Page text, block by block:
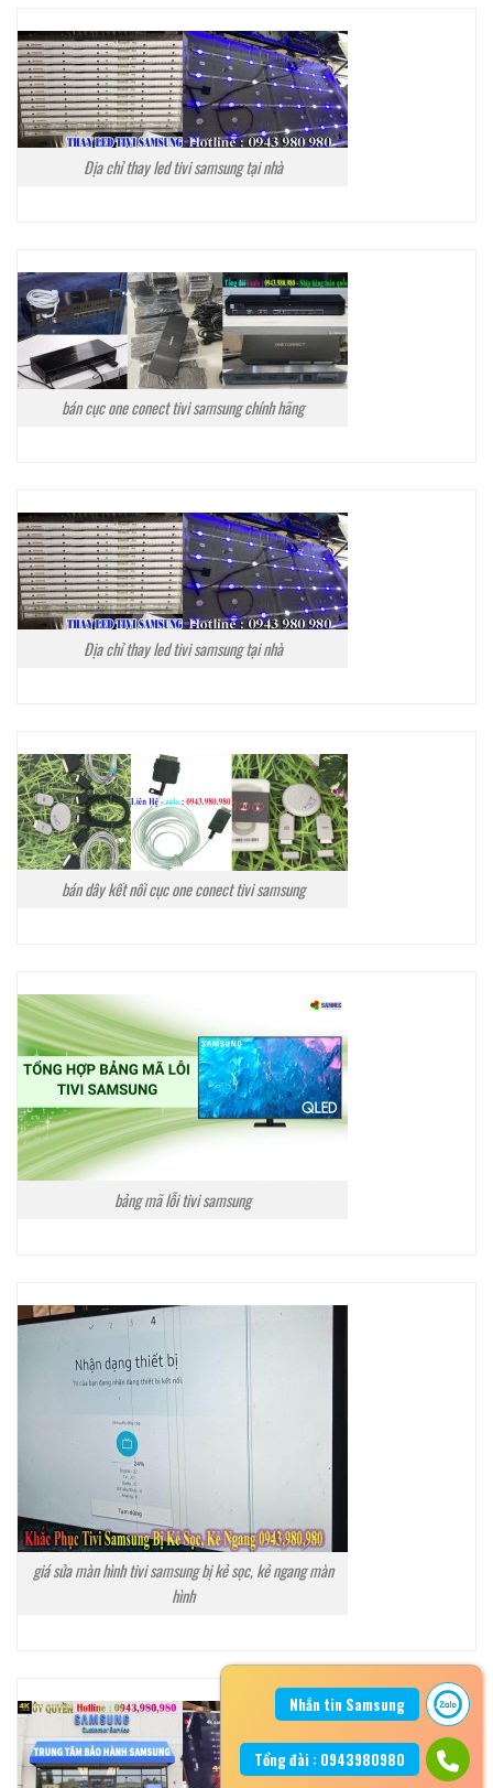
Địa chỉ thay led tivi samsung tại nhà
bán cục one conect tivi samsung chính hãng
Địa chỉ thay led tivi samsung tại nhà
bán dây kết nối cục one conect tivi samsung
bảng mã lỗi tivi samsung
giá sửa màn hình tivi samsung bị kẻ sọc, kẻ ngang màn
hình
Nhắn tin Samsung
Tổng đài : 0943980980